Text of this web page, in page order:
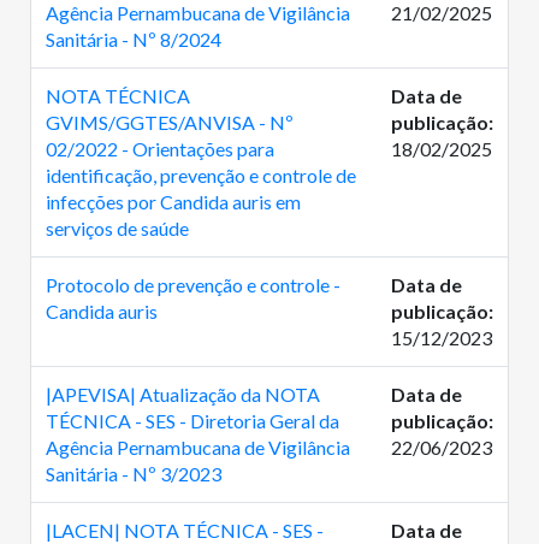
Agência Pernambucana de Vigilância
Sanitária - Nº 8/2024
21/02/2025
NOTA TÉCNICA
GVIMS/GGTES/ANVISA - Nº
02/2022 - Orientações para
identificação, prevenção e controle de
infecções por Candida auris em
serviços de saúde
Data de
publicação:
18/02/2025
Protocolo de prevenção e controle -
Candida auris
Data de
publicação:
15/12/2023
|APEVISA| Atualização da NOTA
TÉCNICA - SES - Diretoria Geral da
Agência Pernambucana de Vigilância
Sanitária - Nº 3/2023
Data de
publicação:
22/06/2023
|LACEN| NOTA TÉCNICA - SES -
Data de